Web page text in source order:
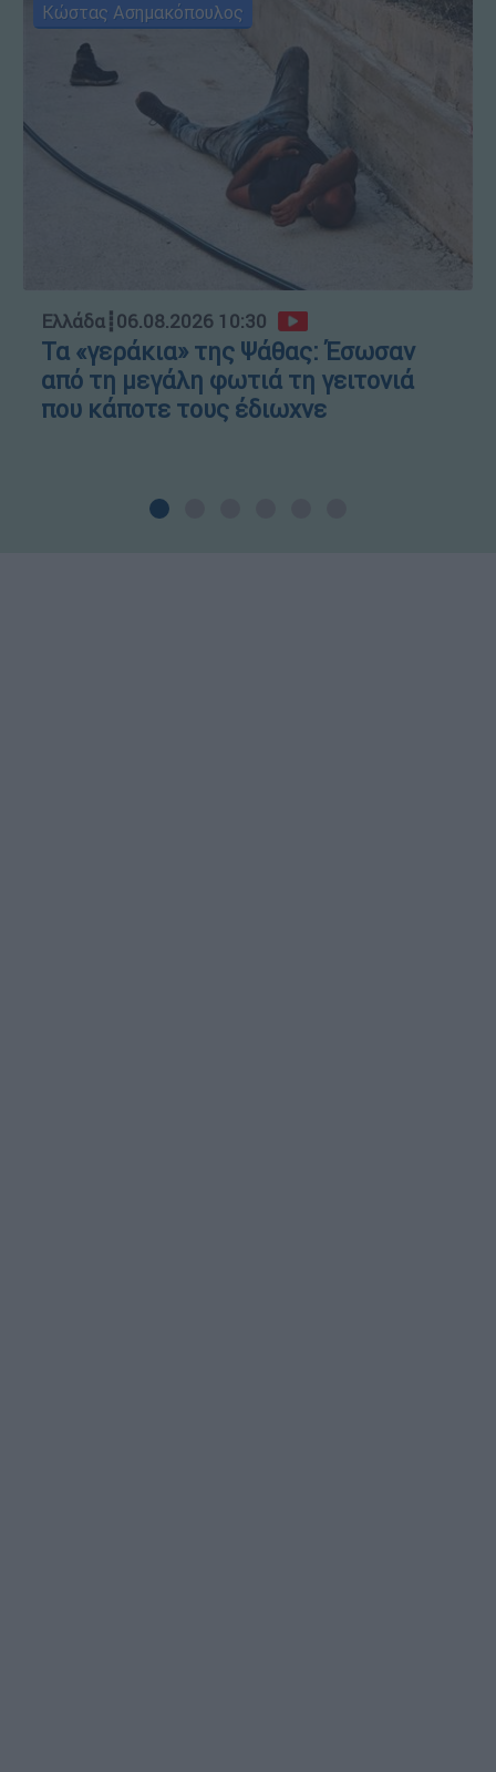
Κώστας Ασημακόπουλος
Ελλάδα┋06.08.2026 10:30
Τα «γεράκια» της Ψάθας: Έσωσαν
από τη μεγάλη φωτιά τη γειτονιά
που κάποτε τους έδιωχνε